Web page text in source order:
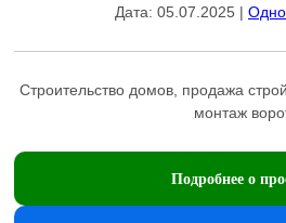
Дата: 05.07.2025 |
Строительство домов, продажа
монтаж
Подробнее о